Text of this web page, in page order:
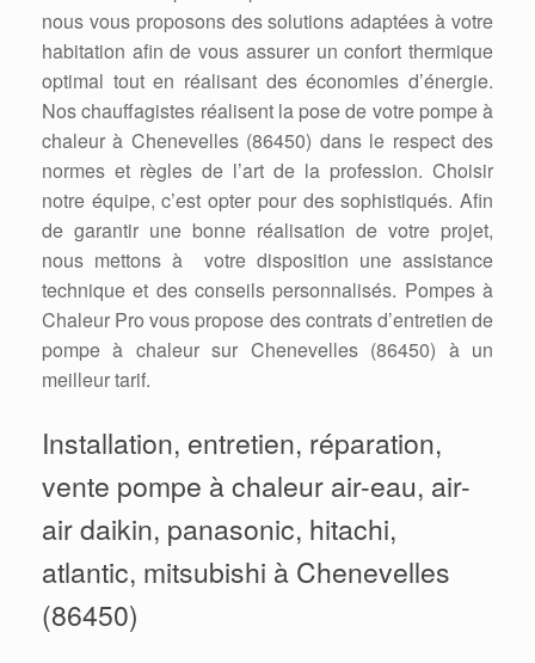
nous vous proposons des solutions adaptées à votre
habitation afin de vous assurer un confort thermique
optimal tout en réalisant des économies d’énergie.
Nos chauffagistes réalisent la pose de votre pompe à
chaleur à Chenevelles (86450) dans le respect des
normes et règles de l’art de la profession. Choisir
notre équipe, c’est opter pour des sophistiqués. Afin
de garantir une bonne réalisation de votre projet,
nous mettons à votre disposition une assistance
technique et des conseils personnalisés. Pompes à
Chaleur Pro vous propose des contrats d’entretien de
pompe à chaleur sur Chenevelles (86450) à un
meilleur tarif.
Installation, entretien, réparation,
vente pompe à chaleur air-eau, air-
air daikin, panasonic, hitachi,
atlantic, mitsubishi à Chenevelles
(86450)